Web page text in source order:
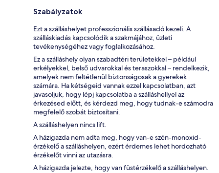
Szabályzatok
Ezt a szálláshelyet professzionális szállásadó kezeli. A
szálláskiadás kapcsolódik a szakmájához, üzleti
tevékenységéhez vagy foglalkozásához.
Ez a szálláshely olyan szabadtéri területekkel – például
erkélyekkel, belső udvarokkal és teraszokkal – rendelkezik,
amelyek nem feltétlenül biztonságosak a gyerekek
számára. Ha kétségeid vannak ezzel kapcsolatban, azt
javasoljuk, hogy lépj kapcsolatba a szálláshellyel az
érkezésed előtt, és kérdezd meg, hogy tudnak-e számodra
megfelelő szobát biztosítani.
A szálláshelyen nincs lift.
A házigazda nem adta meg, hogy van-e szén-monoxid-
érzékelő a szálláshelyen, ezért érdemes lehet hordozható
érzékelőt vinni az utazásra.
A házigazda jelezte, hogy van füstérzékelő a szálláshelyen.